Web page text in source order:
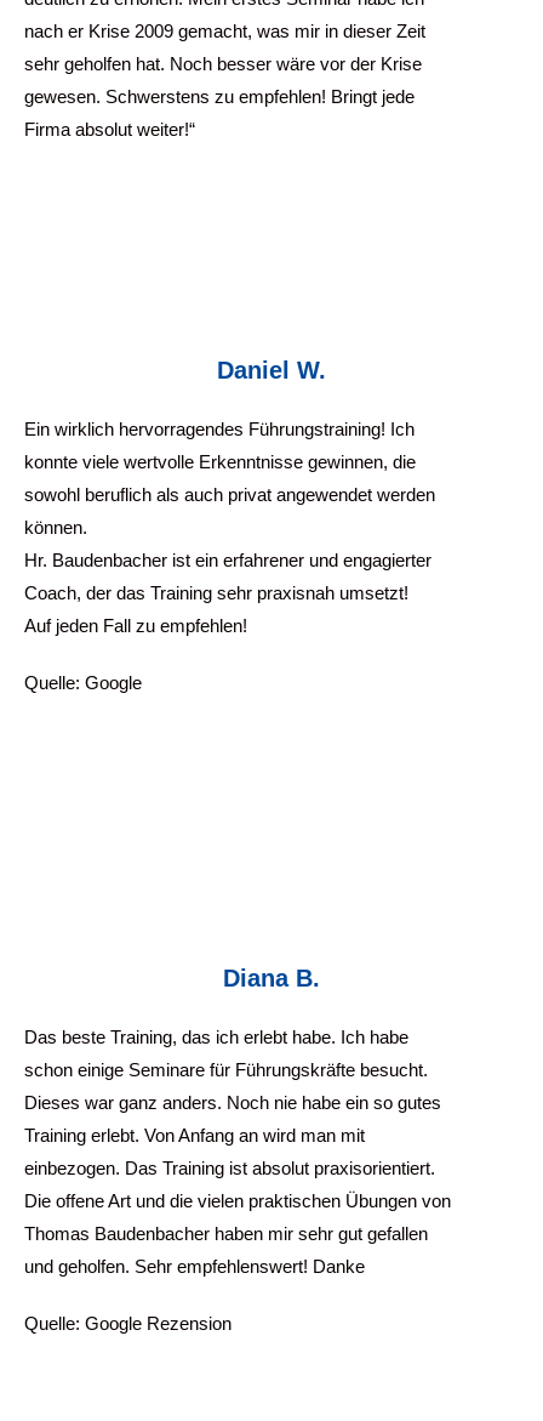
nach er Krise 2009 gemacht, was mir in dieser Zeit
sehr geholfen hat. Noch besser wäre vor der Krise
gewesen. Schwerstens zu empfehlen! Bringt jede
Firma absolut weiter!“
Daniel W.
Ein wirklich hervorragendes Führungstraining! Ich
konnte viele wertvolle Erkenntnisse gewinnen, die
sowohl beruflich als auch privat angewendet werden
können.
Hr. Baudenbacher ist ein erfahrener und engagierter
Coach, der das Training sehr praxisnah umsetzt!
Auf jeden Fall zu empfehlen!
Quelle: Google
Diana B.
Das beste Training, das ich erlebt habe. Ich habe
schon einige Seminare für Führungskräfte besucht.
Dieses war ganz anders. Noch nie habe ein so gutes
Training erlebt. Von Anfang an wird man mit
einbezogen. Das Training ist absolut praxisorientiert.
Die offene Art und die vielen praktischen Übungen von
Thomas Baudenbacher haben mir sehr gut gefallen
und geholfen. Sehr empfehlenswert! Danke
Quelle: Google Rezension